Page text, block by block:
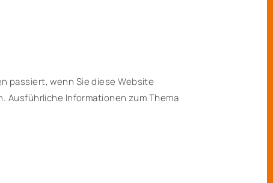
passiert, wenn Sie diese Website
Ausführliche Informationen zum Thema